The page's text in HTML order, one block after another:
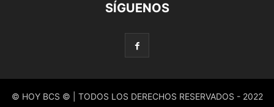
SÍGUENOS
© HOY BCS © | TODOS LOS DERECHOS RESERVADOS - 2022